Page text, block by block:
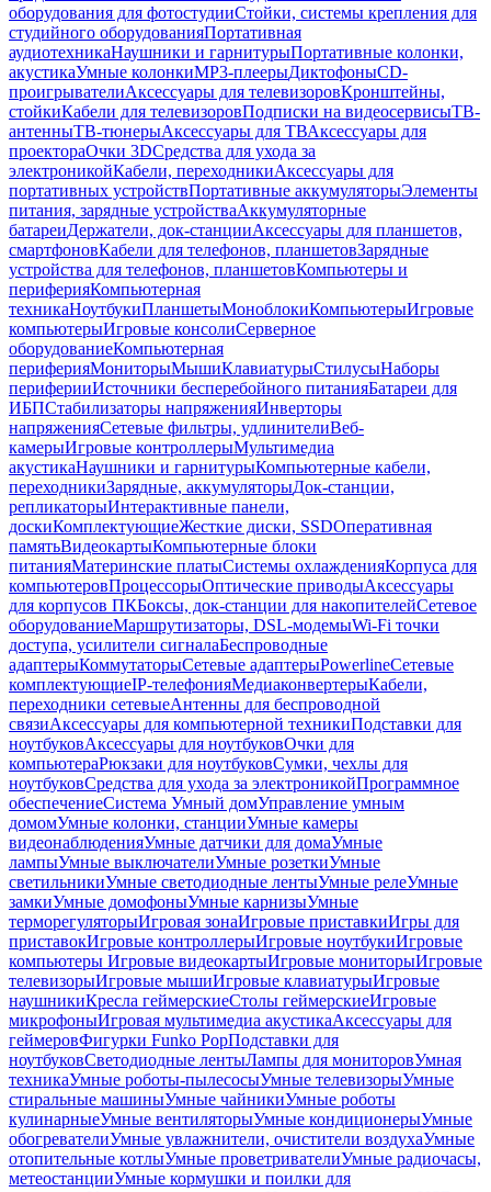
оборудования для фотостудииСтойки, системы крепления для
студийного оборудованияПортативная
аудиотехникаНаушники и гарнитурыПортативные колонки,
акустикаУмные колонкиMP3-плеерыДиктофоныCD-
проигрывателиАксессуары для телевизоровКронштейны,
стойкиКабели для телевизоровПодписки на видеосервисыТВ-
антенныТВ-тюнерыАксессуары для ТВАксессуары для
проектораОчки 3DСредства для ухода за
электроникойКабели, переходникиАксессуары для
портативных устройствПортативные аккумуляторыЭлементы
питания, зарядные устройстваАккумуляторные
батареиДержатели, док-станцииАксессуары для планшетов,
смартфоновКабели для телефонов, планшетовЗарядные
устройства для телефонов, планшетовКомпьютеры и
периферияКомпьютерная
техникаНоутбукиПланшетыМоноблокиКомпьютерыИгровые
компьютерыИгровые консолиСерверное
оборудованиеКомпьютерная
периферияМониторыМышиКлавиатурыСтилусыНаборы
периферииИсточники бесперебойного питанияБатареи для
ИБПСтабилизаторы напряженияИнверторы
напряженияСетевые фильтры, удлинителиВеб-
камерыИгровые контроллерыМультимедиа
акустикаНаушники и гарнитурыКомпьютерные кабели,
переходникиЗарядные, аккумуляторыДок-станции,
репликаторыИнтерактивные панели,
доскиКомплектующиеЖесткие диски, SSDОперативная
памятьВидеокартыКомпьютерные блоки
питанияМатеринские платыСистемы охлажденияКорпуса для
компьютеровПроцессорыОптические приводыАксессуары
для корпусов ПКБоксы, док-станции для накопителейСетевое
оборудованиеМаршрутизаторы, DSL-модемыWi-Fi точки
доступа, усилители сигналаБеспроводные
адаптерыКоммутаторыСетевые адаптерыPowerlineСетевые
комплектующиеIP-телефонияМедиаконвертерыКабели,
переходники сетевыеАнтенны для беспроводной
связиАксессуары для компьютерной техникиПодставки для
ноутбуковАксессуары для ноутбуковОчки для
компьютераРюкзаки для ноутбуковСумки, чехлы для
ноутбуковСредства для ухода за электроникойПрограммное
обеспечениеСистема Умный домУправление умным
домомУмные колонки, станцииУмные камеры
видеонаблюденияУмные датчики для домаУмные
лампыУмные выключателиУмные розеткиУмные
светильникиУмные светодиодные лентыУмные релеУмные
замкиУмные домофоныУмные карнизыУмные
терморегуляторыИгровая зонаИгровые приставкиИгры для
приставокИгровые контроллерыИгровые ноутбукиИгровые
компьютеры Игровые видеокартыИгровые мониторыИгровые
телевизорыИгровые мышиИгровые клавиатурыИгровые
наушникиКресла геймерскиеСтолы геймерскиеИгровые
микрофоныИгровая мультимедиа акустикаАксессуары для
геймеровФигурки Funko PopПодставки для
ноутбуковСветодиодные лентыЛампы для мониторовУмная
техникаУмные роботы-пылесосыУмные телевизорыУмные
стиральные машиныУмные чайникиУмные роботы
кулинарныеУмные вентиляторыУмные кондиционерыУмные
обогревателиУмные увлажнители, очистители воздухаУмные
отопительные котлыУмные проветривателиУмные радиочасы,
метеостанцииУмные кормушки и поилки для